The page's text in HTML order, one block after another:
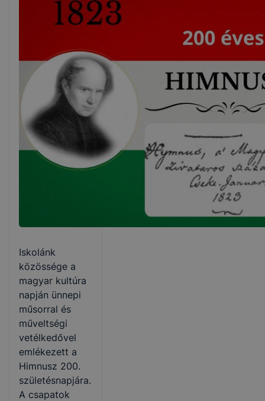
Iskolánk
közössége a
magyar kultúra
napján ünnepi
műsorral és
műveltségi
vetélkedővel
emlékezett a
Himnusz 200.
születésnapjára.
A csapatok